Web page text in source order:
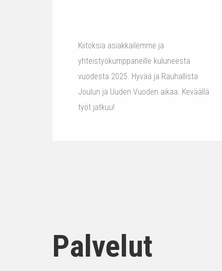
Kiitoksia asiakkailemme ja
yhteistyökumppaneille kuluneesta
vuodesta 2025. Hyvää ja Rauhallista
Joulun ja Uuden Vuoden aikaa. Keväällä
työt jatkuu!
Palvelut